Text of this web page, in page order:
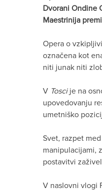
Dvorani Ondine
Maestrinija
Opera o
označena kot
niti junak niti
V Toscije na
upovedovanju
umetniško
Svet, razpet
manipulacijami,
postavitvi
V naslovni vlogi